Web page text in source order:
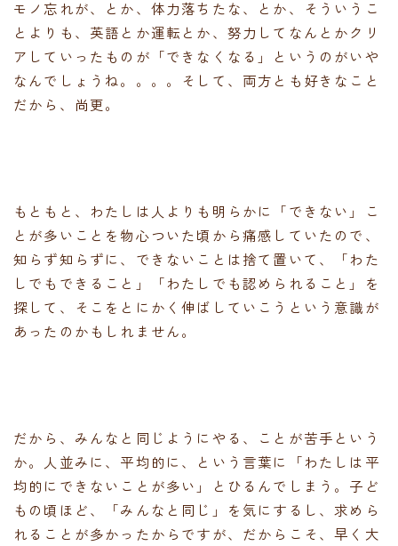
モノ忘れが、とか、体力落ちたな、とか、そういうこ
とよりも、英語とか運転とか、努力してなんとかクリ
アしていったものが「できなくなる」というのがいや
なんでしょうね。。。。そして、両方とも好きなこと
だから、尚更。
もともと、わたしは人よりも明らかに「できない」こ
とが多いことを物心ついた頃から痛感していたので、
知らず知らずに、できないことは捨て置いて、「わた
しでもできること」「わたしでも認められること」を
探して、そこをとにかく伸ばしていこうという意識が
あったのかもしれません。
だから、みんなと同じようにやる、ことが苦手という
か。人並みに、平均的に、という言葉に「わたしは平
均的にできないことが多い」とひるんでしまう。子ど
もの頃ほど、「みんなと同じ」を気にするし、求めら
れることが多かったからですが、だからこそ、早く大